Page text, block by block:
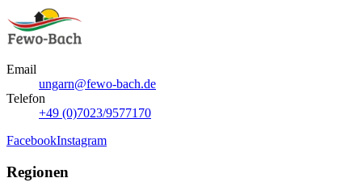
Email
ungarn@fewo-bach.de
Telefon
+49 (0)7023/9577170
FacebookInstagram
Regionen